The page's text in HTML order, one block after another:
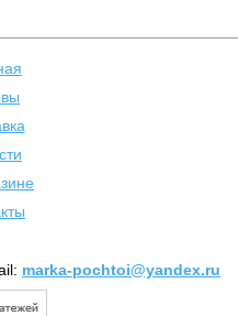
marka-pochtoi@yandex.ru